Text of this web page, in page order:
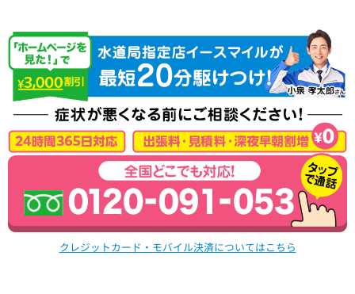
クレジットカード・モバイル決済についてはこちら